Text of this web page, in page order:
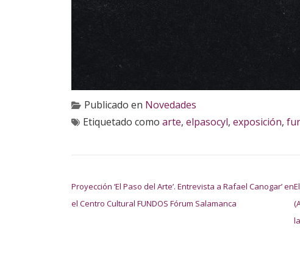
Publicado en Novedades
Etiquetado como arte, elpasocyl, exposición,
Proyección ‘El Paso del Arte’. Entrevista a Rafael Canogar’ en
el Centro Cultural FUNDOS Fórum Salamanca